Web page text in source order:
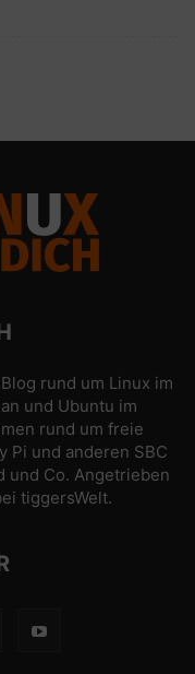
rund um Linux im
und Ubuntu im
rund um freie
Pi und anderen SBC
und Co. Angetrieben
tiggersWelt.